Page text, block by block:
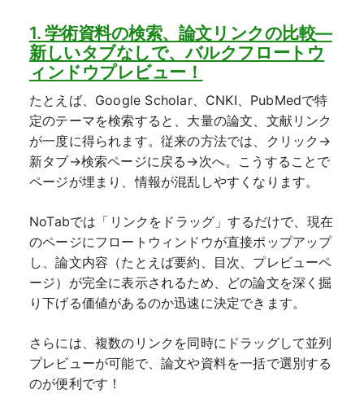
1. 学術資料の検索、論文リンクの比較—
新しいタブなしで、バルクフロートウ
ィンドウプレビュー！
たとえば、Google Scholar、CNKI、PubMedで特
定のテーマを検索すると、大量の論文、文献リンク
が一度に得られます。従来の方法では、クリック→
新タブ→検索ページに戻る→次へ。こうすることで
ページが埋まり、情報が混乱しやすくなります。
NoTabでは「リンクをドラッグ」するだけで、現在
のページにフロートウィンドウが直接ポップアップ
し、論文内容（たとえば要約、目次、プレビューペ
ージ）が完全に表示されるため、どの論文を深く掘
り下げる価値があるのか迅速に決定できます。
さらには、複数のリンクを同時にドラッグして並列
プレビューが可能で、論文や資料を一括で選別する
のが便利です！